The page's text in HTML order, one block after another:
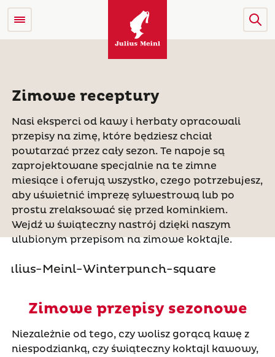
Zimowe receptury
Nasi eksperci od kawy i herbaty opracowali
przepisy na zimę, które będziesz chciał
powtarzać przez cały sezon. Te napoje są
zaprojektowane specjalnie na te zimne
miesiące i oferują wszystko, czego potrzebujesz,
aby uświetnić imprezę sylwestrową lub po
prostu zrelaksować się przed kominkiem.
Wejdź w świąteczny nastrój dzięki naszym
ulubionym przepisom na zimowe koktajle.
Zimowe przepisy sezonowe
Niezależnie od tego, czy wolisz gorącą kawę z
niespodzianką, czy świąteczny koktajl kawowy,